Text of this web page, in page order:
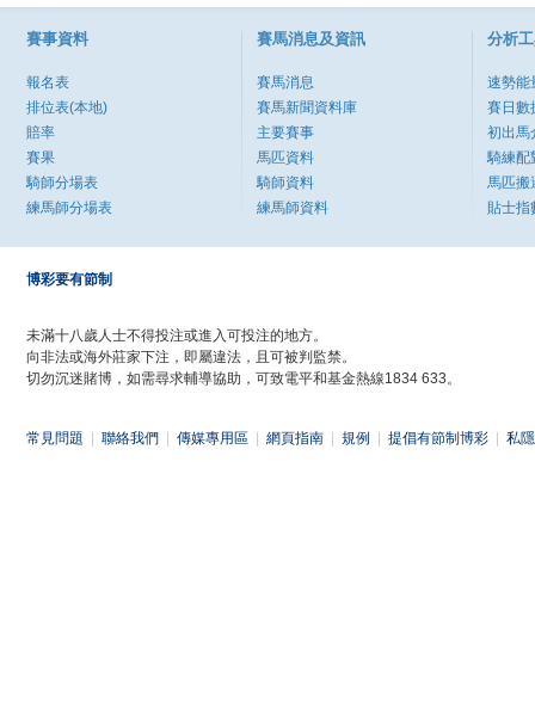
賽事資料
報名表
排位表(本地)
賠率
賽果
騎師分場表
練馬師分場表
賽馬消息及資訊
賽馬消息
賽馬新聞資料庫
主要賽事
馬匹資料
騎師資料
練馬師資料
分析
速勢能
賽日數
初出馬
騎練配
馬匹搬
貼士指
博彩要有節制
未滿十八歲人士不得投注或進入可投注的地方。
向非法或海外莊家下注，即屬違法，且可被判監禁。
切勿沉迷賭博，如需尋求輔導協助，可致電平和基金熱線1834 633。
常見問題 聯絡我們 傳媒專用區 網頁指南 規例 提倡有節制博彩 私